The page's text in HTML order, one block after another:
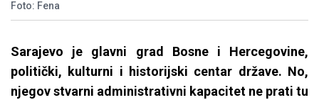
Foto: Fena
Sarajevo je glavni grad Bosne i Hercegovine,
politički, kulturni i historijski centar države. No,
njegov stvarni administrativni kapacitet ne prati tu